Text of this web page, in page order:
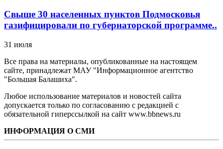
Свыше 30 населенных пунктов Подмосковья
газифицировали по губернаторской программе..
31 июля
Все права на материалы, опубликованные на настоящем
сайте, принадлежат МАУ "Информационное агентство
"Большая Балашиха".
Любое использование материалов и новостей сайта
допускается только по согласованию с редакцией с
обязательной гиперссылкой на сайт www.bbnews.ru
ИНФОРМАЦИЯ О СМИ